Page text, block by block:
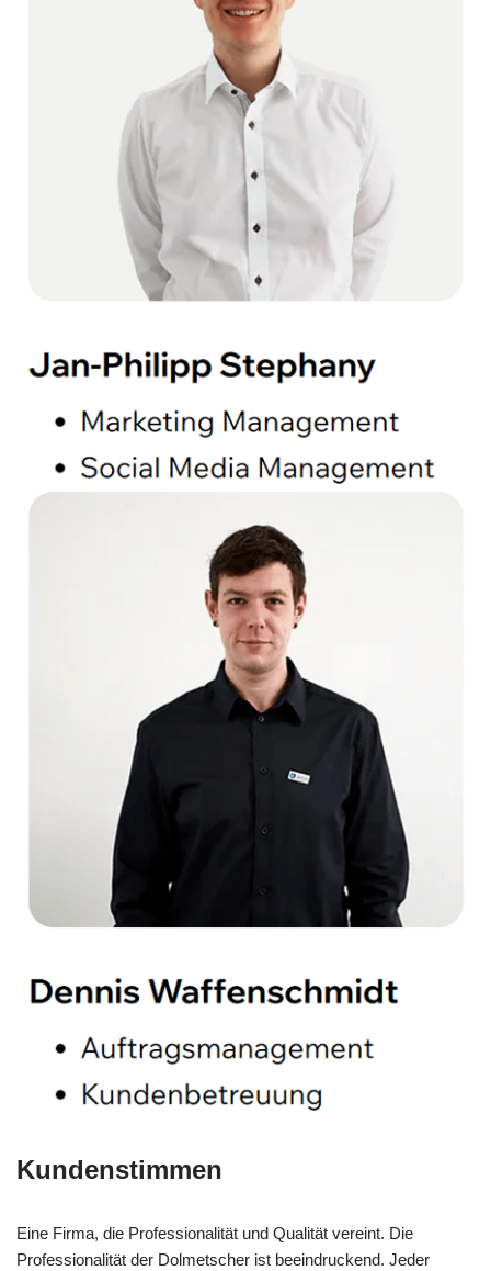
Kundenstimmen
Eine Firma, die Professionalität und Qualität vereint. Die
Professionalität der Dolmetscher ist beeindruckend. Jeder